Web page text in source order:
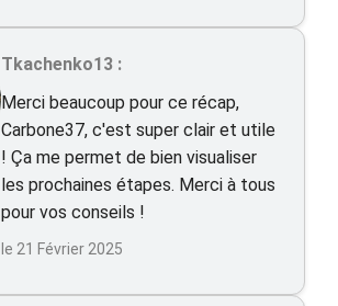
Tkachenko13 :
Merci beaucoup pour ce récap,
Carbone37, c'est super clair et utile
! Ça me permet de bien visualiser
les prochaines étapes. Merci à tous
pour vos conseils !
le 21 Février 2025